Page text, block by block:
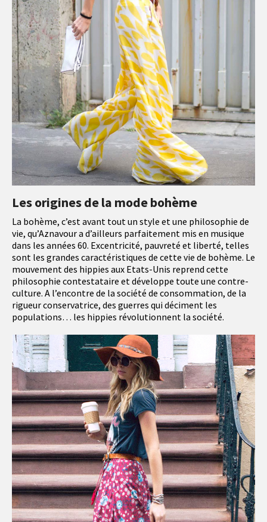
Les origines de la mode bohème
La bohème, c’est avant tout un style et une philosophie de
vie, qu’Aznavour a d’ailleurs parfaitement mis en musique
dans les années 60. Excentricité, pauvreté et liberté, telles
sont les grandes caractéristiques de cette vie de bohème. Le
mouvement des hippies aux Etats-Unis reprend cette
philosophie contestataire et développe toute une contre-
culture. A l’encontre de la société de consommation, de la
rigueur conservatrice, des guerres qui déciment les
populations… les hippies révolutionnent la société.